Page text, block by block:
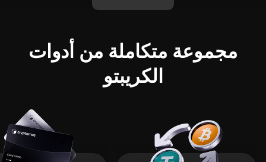
مجموعة متكاملة من أدوات
الكريبتو